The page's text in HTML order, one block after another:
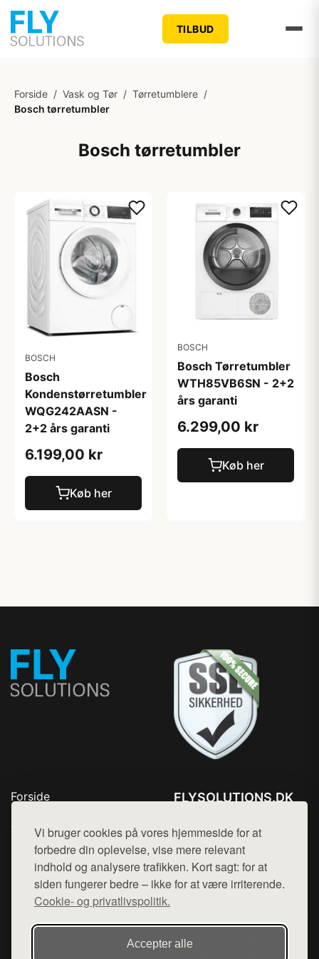
Vi bruger cookies på vores hjemmeside for at
forbedre din oplevelse, vise mere relevant
indhold og analysere trafikken. Kort sagt: for at
siden fungerer bedre – ikke for at være irriterende.
Cookie- og privatlivspolitik.
Accepter alle
TILBUD
Forside / Vask og Tør / Tørretumblere /
Bosch tørretumbler
Bosch tørretumbler
BOSCH
Bosch
Kondenstørretumbler
WQG242AASN -
2+2 års garanti
6.199,00 kr
Køb her
BOSCH
Bosch Tørretumbler
WTH85VB6SN - 2+2
års garanti
6.299,00 kr
Køb her
Forside
Top Rabatter
Blog
Kontakt
FLYSOLUTIONS.DK
Mail: hej@want.dk
Cookie- og privatlivspolitik
Denne side er en del af want.dk, der udgiver en række